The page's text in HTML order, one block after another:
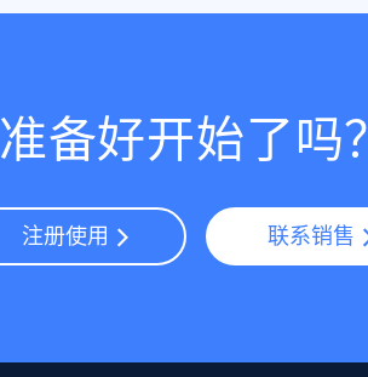
准备好开始了吗？
注册使用 联系销售